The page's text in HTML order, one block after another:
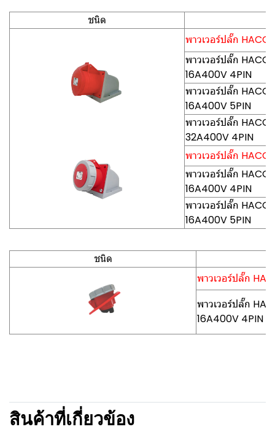
ชนิด
พาวเวอร์ปลั๊ก
พาวเวอร์ปลั๊ก
16A400V 4PIN
พาวเวอร์ปลั๊ก
16A400V 5PIN
พาวเวอร์ปลั๊ก
32A400V 4PIN
พาวเวอร์ปลั๊ก
พาวเวอร์ปลั๊ก
16A400V 4PIN
พาวเวอร์ปลั๊ก
16A400V 5PIN
ชนิด
พาวเวอร์ปลั๊ก
พาวเวอร์ปลั๊ก
16A400V 4PIN
สินค้าที่เกี่ยวข้อง